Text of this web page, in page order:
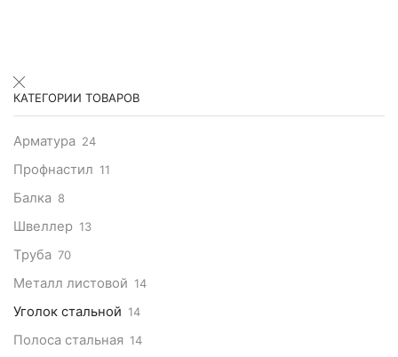
КАТЕГОРИИ ТОВАРОВ
Арматура 24
Профнастил 11
Балка 8
Швеллер 13
Труба 70
Металл листовой 14
Уголок стальной 14
Полоса стальная 14